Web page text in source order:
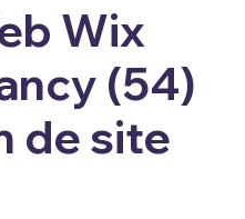
Wix
(54)
de site